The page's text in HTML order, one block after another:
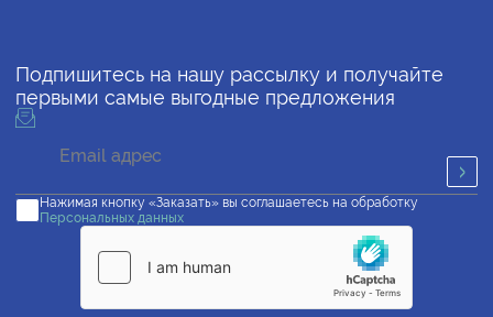
Подпишитесь на нашу рассылку и получайте
первыми самые выгодные предложения
Нажимая кнопку «Заказать» вы соглашаетесь на обработку
Персональных данных